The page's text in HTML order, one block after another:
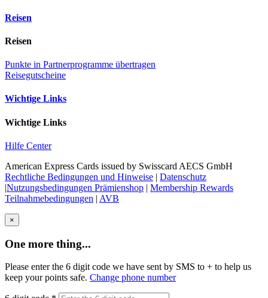
Reisen
Reisen
Punkte in Partnerprogramme übertragen
Reisegutscheine
Wichtige Links
Wichtige Links
Hilfe Center
American Express Cards issued by Swisscard AECS GmbH
Rechtliche Bedingungen und Hinweise | Datenschutz
|Nutzungsbedingungen Prämienshop | Membership Rewards
Teilnahmebedingungen | AVB
×
One more thing...
Please enter the 6 digit code we have sent by SMS to + to help us
keep your points safe. Change phone number